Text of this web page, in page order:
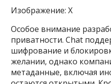
Изображение: X
Особое внимание
приватности. Chat
шифрование и
желании, однако
метаданные, включая